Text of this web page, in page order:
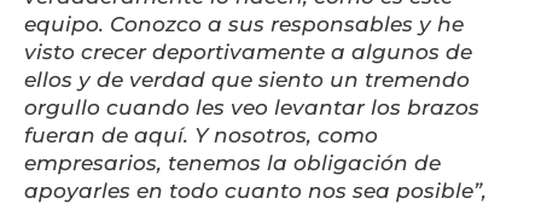
equipo. Conozco a sus responsables y he
visto crecer deportivamente a algunos de
ellos y de verdad que siento un tremendo
orgullo cuando les veo levantar los brazos
fueran de aquí. Y nosotros, como
empresarios, tenemos la obligación de
apoyarles en todo cuanto nos sea posible”,